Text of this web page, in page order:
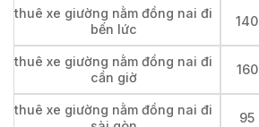
thuê xe giường nằm đồng nai đi
bến lức
140
thuê xe giường nằm đồng nai đi
cần giờ
160
thuê xe giường nằm đồng nai đi
95